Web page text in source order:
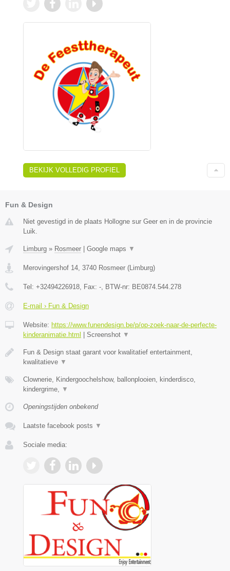
BEKIJK VOLLEDIG PROFIEL
Fun & Design
Niet gevestigd in de plaats Hollogne sur Geer en in de provincie
Luik.
Limburg » Rosmeer | Google maps ▼
Merovingershof 14 3740 Rosmeer (Limburg)
Tel: +32494226918 , Fax: - , BTW-nr: BE0874.544.278
E-mail › Fun & Design
Website: https://www.funendesign.be/p/op-zoek-naar-de-perfecte-
kinderanimatie.html | Screenshot ▼
Fun & Design staat garant voor kwalitatief entertainment,
kwalitatieve ▼
Clownerie, Kindergoochelshow, ballonplooien, kinderdisco,
kindergrime,
▼
Openingstijden onbekend
Laatste facebook posts ▼
Sociale media: